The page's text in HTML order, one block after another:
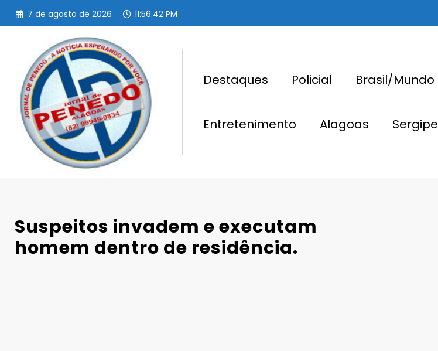
Pular
para
conteúdo
7 de agosto de 2026 11:56:43 PM
Destaques Policial Brasil/Mundo
Entretenimento Alagoas Sergipe
Suspeitos invadem e executam
homem dentro de residência.